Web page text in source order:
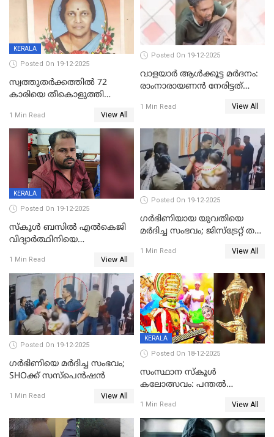
KERALA
Posted On 19-12-2025
സ്വത്തുതര്‍ക്കത്തില്‍ 72
കാരിയെ തീകൊളുത്തി
ക്രൂരകൊലപാതകത്തില്‍
സഹോദരിപുത്രന് ജീവപര്യന്തം
1 Min Read View All
Posted On 19-12-2025
വാളയാർ ആൾക്കൂട്ട മർദനം:
രാംനാരായണൻ നേരിട്ടത്
നാൽപ്പതിലേറെ
റിപ്പോർട്ട്
1 Min Read View All
KERALA
Posted On 19-12-2025
സ്കൂൾ ബസിൽ എൽകെജി
വിദ്യാര്‍ത്ഥിനിയെ
ക്ലീനര്‍ പിടിയിൽ
1 Min Read View All
Posted On 19-12-2025
ഗര്‍ഭിണിയായ യുവതിയെ
മര്‍ദിച്ച സംഭവം; ജിസ്‌ട്രേറ്റ് തല
യുവതി
1 Min Read View All
Posted On 19-12-2025
ഗര്‍ഭിണിയെ മർദിച്ച സംഭവം;
SHOക്ക് സസ്പെൻഷൻ
1 Min Read View All
KERALA
Posted On 18-12-2025
സംസ്ഥാന സ്കൂൾ
കലോത്സവം: പന്തൽ
1 Min Read View All